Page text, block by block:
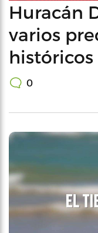
Huracán
varios
históricos
0